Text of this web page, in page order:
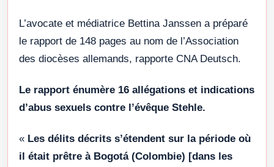
L’avocate et médiatrice Bettina Janssen a préparé
le rapport de 148 pages au nom de l’Association
des diocèses allemands, rapporte CNA Deutsch.
Le rapport énumère 16 allégations et indications
d’abus sexuels contre l’évêque Stehle.
« Les délits décrits s’étendent sur la période où
il était prêtre à Bogotá (Colombie) [dans les